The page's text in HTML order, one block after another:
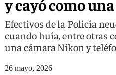
y cayó como
Efectivos de la Policía
cuando huía, entre otras
una cámara Nikon y
26 mayo, 2026